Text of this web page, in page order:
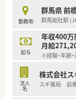
があるのも特
勤務地
群馬県 前
群馬総社駅
給与
年収400
月給
※経験・年齢
法人
名
株式会社ス
スギ薬局 前